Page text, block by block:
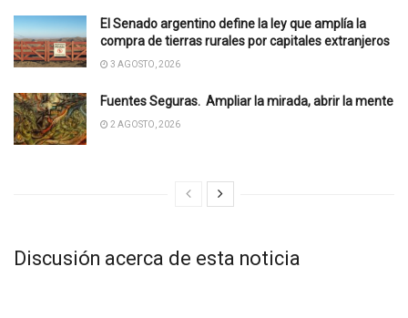
El Senado argentino define la ley que amplía la
compra de tierras rurales por capitales extranjeros
3 AGOSTO, 2026
Fuentes Seguras. Ampliar la mirada, abrir la mente
2 AGOSTO, 2026
Discusión acerca de esta noticia